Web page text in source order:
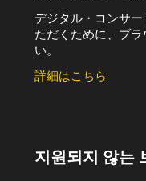
デジタル・コンサ
ただくために、ブ
い。
詳細はこちら
지원되지 않는